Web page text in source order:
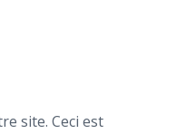
site. Ceci est